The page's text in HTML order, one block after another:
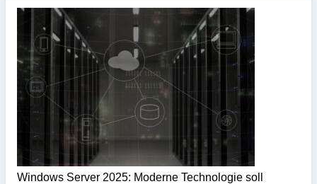
Windows Server 2025: Moderne Technologie soll